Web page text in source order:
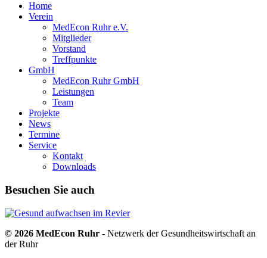
Home
Verein
MedEcon Ruhr e.V.
Mitglieder
Vorstand
Treffpunkte
GmbH
MedEcon Ruhr GmbH
Leistungen
Team
Projekte
News
Termine
Service
Kontakt
Downloads
Besuchen Sie auch
© 2026 MedEcon Ruhr - Netzwerk der Gesundheitswirtschaft an
der Ruhr